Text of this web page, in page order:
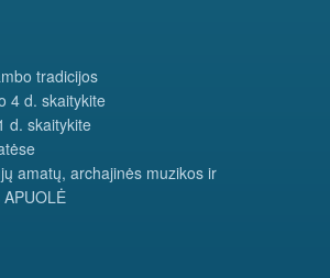
tradicijos
4 d. skaitykite
d. skaitykite
amatų, archajinės muzikos ir